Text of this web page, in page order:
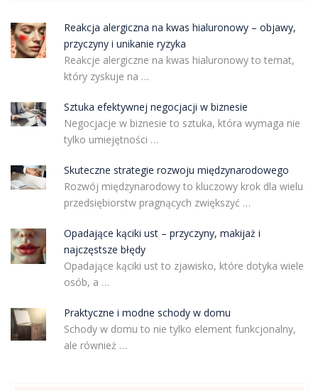
Reakcja alergiczna na kwas hialuronowy – objawy,
przyczyny i unikanie ryzyka
Reakcje alergiczne na kwas hialuronowy to temat,
który zyskuje na …
Sztuka efektywnej negocjacji w biznesie
Negocjacje w biznesie to sztuka, która wymaga nie
tylko umiejętności …
Skuteczne strategie rozwoju międzynarodowego
Rozwój międzynarodowy to kluczowy krok dla wielu
przedsiębiorstw pragnących zwiększyć …
Opadające kąciki ust – przyczyny, makijaż i
najczęstsze błędy
Opadające kąciki ust to zjawisko, które dotyka wiele
osób, a …
Praktyczne i modne schody w domu
Schody w domu to nie tylko element funkcjonalny,
ale również …